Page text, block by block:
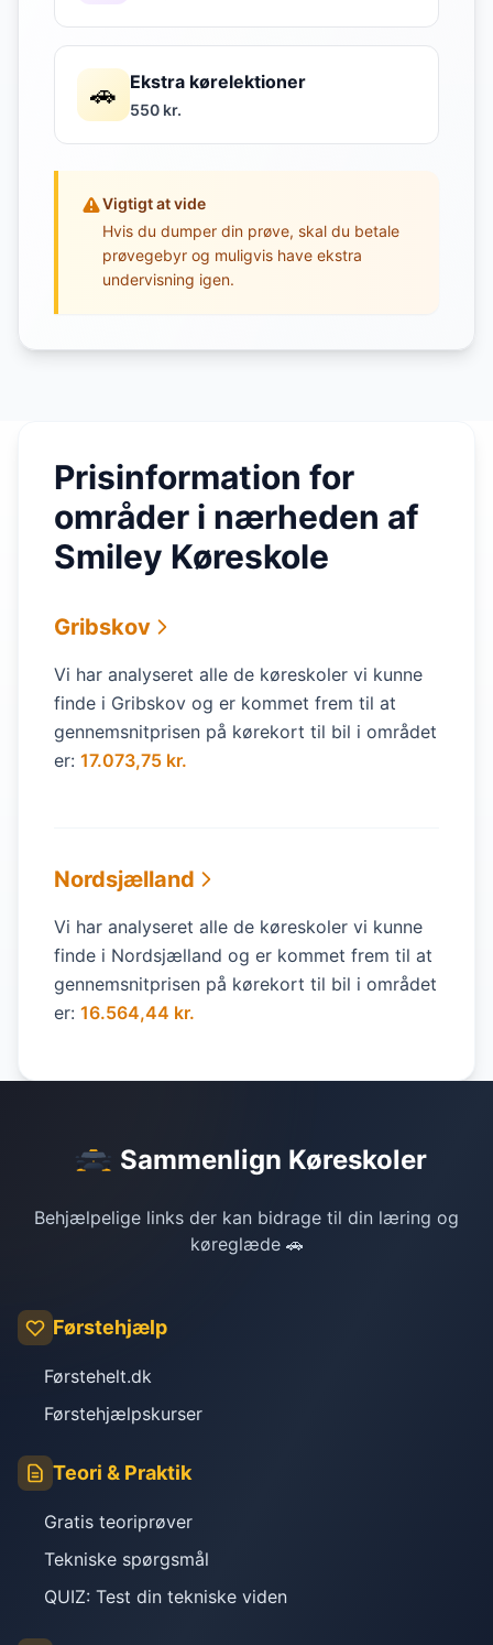
🚗 Ekstra kørelektioner
550 kr.
Vigtigt at vide
Hvis du dumper din prøve, skal du betale
prøvegebyr og muligvis have ekstra
undervisning igen.
Prisinformation for
områder i nærheden af
Smiley Køreskole
Gribskov
Vi har analyseret alle de køreskoler vi kunne
finde i Gribskov og er kommet frem til at
gennemsnitprisen på kørekort til bil i området
er: 17.073,75 kr.
Nordsjælland
Vi har analyseret alle de køreskoler vi kunne
finde i Nordsjælland og er kommet frem til at
gennemsnitprisen på kørekort til bil i området
er: 16.564,44 kr.
Sammenlign Køreskoler
Behjælpelige links der kan bidrage til din læring og
køreglæde 🚗
Førstehjælp
Førstehelt.dk
Førstehjælpskurser
Teori & Praktik
Gratis teoriprøver
Tekniske spørgsmål
QUIZ: Test din tekniske viden